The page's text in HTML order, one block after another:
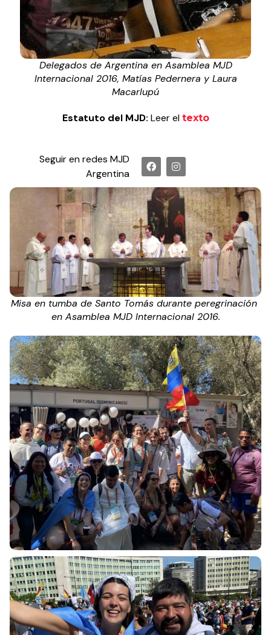
Delegados de Argentina en Asamblea MJD
Internacional 2016, Matías Pedernera y Laura
Macarlupú
Estatuto del MJD: Leer el texto
Seguir en redes MJD
Argentina
Misa en tumba de Santo Tomás durante peregrinación
en Asamblea MJD Internacional 2016.